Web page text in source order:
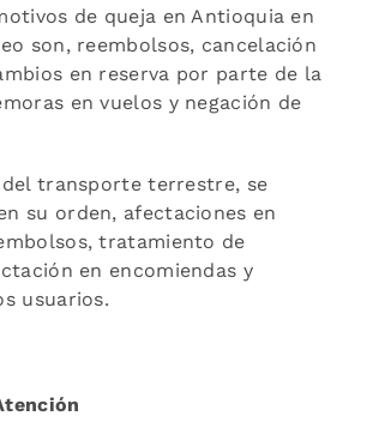
de queja en Antioquia en
son, reembolsos, cancelación
en reserva por parte de la
en vuelos y negación de
del transporte terrestre, se
su orden, afectaciones en
tratamiento de
en encomiendas y
usuarios.